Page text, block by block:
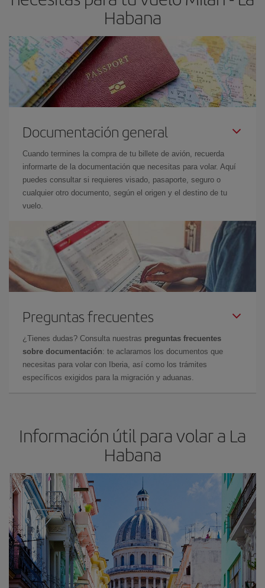
Habana
Documentación general
Cuando termines la compra de tu billete de avión, recuerda
informarte de la documentación que necesitas para volar. Aquí
puedes consultar si requieres visado, pasaporte, seguro o
cualquier otro documento, según el origen y el destino de tu
vuelo.
Preguntas frecuentes
¿Tienes dudas? Consulta nuestras preguntas frecuentes
sobre documentación: te aclaramos los documentos que
necesitas para volar con Iberia, así como los trámites
específicos exigidos para la migración y aduanas.
Información útil para volar a La
Habana